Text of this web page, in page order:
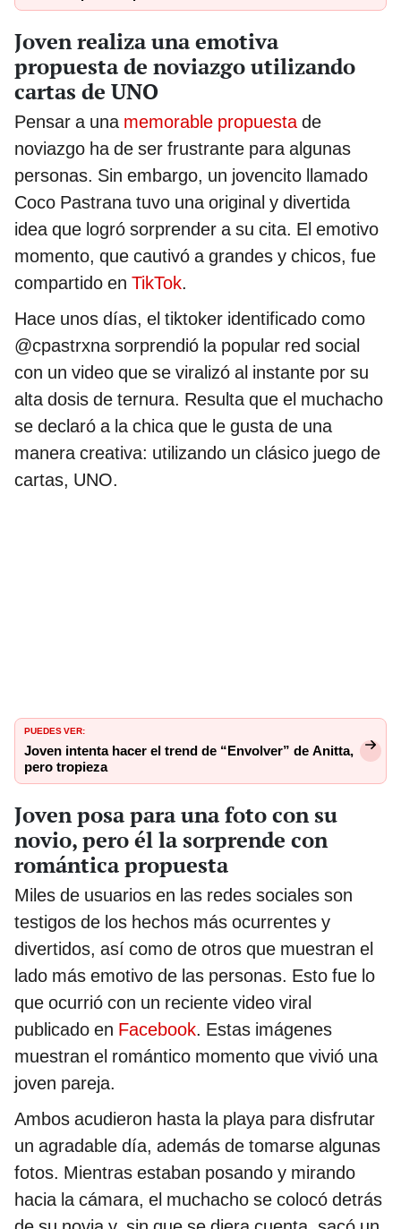
Joven realiza una emotiva
propuesta de noviazgo utilizando
cartas de UNO
Pensar a una memorable propuestade
noviazgo ha de ser frustrante para algunas
personas. Sin embargo, un jovencito llamado
Coco Pastrana tuvo una original y divertida
idea que logró sorprender a su cita. El emotivo
momento, que cautivó a grandes y chicos, fue
compartido en TikTok.
Hace unos días, el tiktoker identificado como
@cpastrxna sorprendió la popular red social
con un video que se viralizó al instante por su
alta dosis de ternura. Resulta que el muchacho
se declaró a la chica que le gusta de una
manera creativa: utilizando un clásico juego de
cartas, UNO.
PUEDES VER:
Joven intenta hacer el trend de “Envolver” de Anitta,
pero tropieza
Joven posa para una foto con su
novio, pero él la sorprende con
romántica propuesta
Miles de usuarios en las redes sociales son
testigos de los hechos más ocurrentes y
divertidos, así como de otros que muestran el
lado más emotivo de las personas. Esto fue lo
que ocurrió con un reciente video viral
publicado en Facebook. Estas imágenes
muestran el romántico momento que vivió una
joven pareja.
Ambos acudieron hasta la playa para disfrutar
un agradable día, además de tomarse algunas
fotos. Mientras estaban posando y mirando
hacia la cámara, el muchacho se colocó detrás